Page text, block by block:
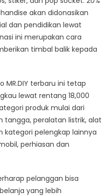
akan didonasikan
dan pendidikan lewat
ini merupakan cara
timbal balik kepada
MR.DIY terbaru ini tetap
lewat rentang 18,000
produk mulai dari
peralatan listrik, alat
kategori pelengkap lainnya
perhiasan dan
pelanggan bisa
yang lebih